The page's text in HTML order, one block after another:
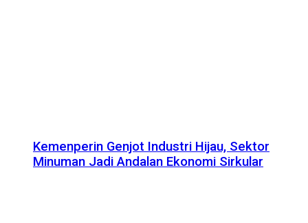
Kemenperin Genjot Industri Hijau, Sektor
Minuman Jadi Andalan Ekonomi Sirkular